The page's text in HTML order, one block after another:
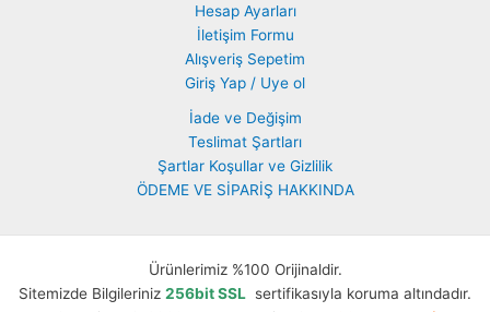
Hesap Ayarları
İletişim Formu
Alışveriş Sepetim
Giriş Yap / Uye ol
İade ve Değişim
Teslimat Şartları
Şartlar Koşullar ve Gizlilik
ÖDEME VE SİPARİŞ HAKKINDA
Ürünlerimiz %100 Orijinaldir.
Sitemizde Bilgileriniz 256bit SSL sertifikasıyla koruma altındadır.